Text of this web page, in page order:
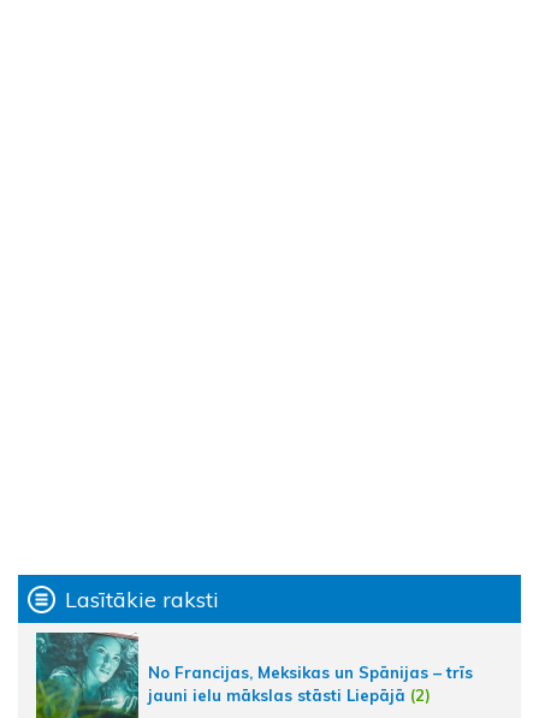
Lasītākie raksti
No Francijas, Meksikas un Spānijas – trīs
jauni ielu mākslas stāsti Liepājā (2)